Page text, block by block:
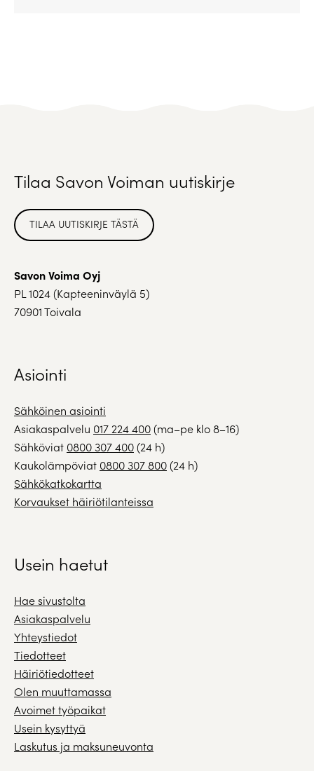
Tilaa Savon Voiman uutiskirje
TILAA UUTISKIRJE TÄSTÄ
Savon Voima Oyj
PL 1024 (Kapteeninväylä 5)
70901 Toivala
Asiointi
Sähköinen asiointi
Asiakaspalvelu 017 224 400(ma–pe klo 8–16)
Sähköviat 0800 307 400(24 h)
Kaukolämpöviat 0800 307 800(24 h)
Sähkökatkokartta
Korvaukset häiriötilanteissa
Usein haetut
Hae sivustolta
Asiakaspalvelu
Yhteystiedot
Tiedotteet
Häiriötiedotteet
Olen muuttamassa
Avoimet työpaikat
Usein kysyttyä
Laskutus ja maksuneuvonta